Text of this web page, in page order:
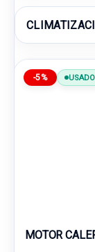
-5% USADO
MOTOR